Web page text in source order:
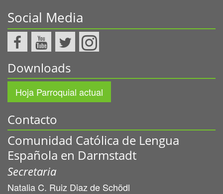
Social Media
Downloads
Hoja Parroquial actual
Contacto
Comunidad Católica de Lengua
Española en Darmstadt
Secretaria
Natalia C. Ruiz Diaz de Schödl